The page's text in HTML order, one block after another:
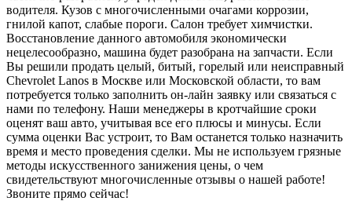
водителя. Кузов с многочисленными очагами коррозии,
гнилой капот, слабые пороги. Салон требует химчистки.
Восстановление данного автомобиля экономически
нецелесообразно, машина будет разобрана на запчасти. Если
Вы решили продать целый, битый, горелый или неисправный
Chevrolet Lanos в Москве или Московской области, то вам
потребуется только заполнить он-лайн заявку или связаться с
нами по телефону. Наши менеджеры в кротчайшие сроки
оценят ваш авто, учитывая все его плюсы и минусы. Если
сумма оценки Вас устроит, то Вам останется только назначить
время и место проведения сделки. Мы не используем грязные
методы искусственного занижения цены, о чем
свидетельствуют многочисленные отзывы о нашей работе!
Звоните прямо сейчас!